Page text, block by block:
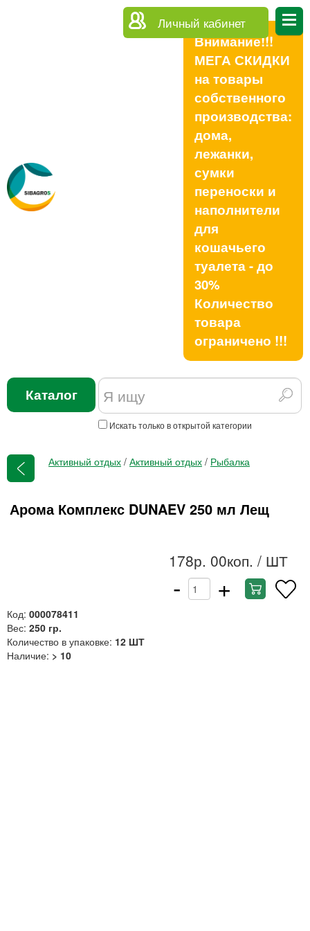
Личный кабинет
Внимание!!!
МЕГА СКИДКИ
на товары
собственного
производства:
дома,
лежанки,
сумки
переноски и
наполнители
для
кошачьего
туалета - до
30%
Количество
товара
ограничено !!!
Каталог
Искать только в открытой категории
Активный отдых / Активный отдых / Рыбалка
Арома Комплекс DUNAEV 250 мл Лещ
178р. 00коп. / ШТ
- +
Код: 000078411
Вес: 250 гр.
Количество в упаковке: 12 ШТ
Наличие: > 10